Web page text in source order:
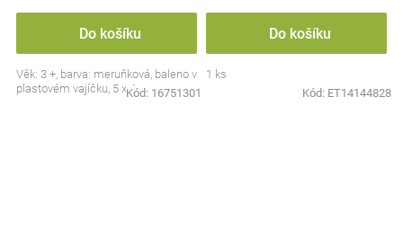
Do košíku
Věk: 3 +, barva: meruňková, baleno v
plastovém vajíčku, 5 x 4 cm.
Kód: 16751301
Do košíku
1 ks
Kód: ET14144828